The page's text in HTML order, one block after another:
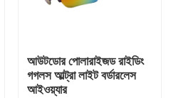
আউটডোর পোলারাইজড রাইডিং
গগলস আল্ট্রা লাইট বর্ডারলেস
আইওয়্যার